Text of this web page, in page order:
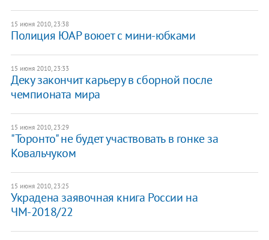
15 июня 2010, 23:38
Полиция ЮАР воюет с мини-юбками
15 июня 2010, 23:33
Деку закончит карьеру в сборной после
чемпионата мира
15 июня 2010, 23:29
"Торонто" не будет участвовать в гонке за
Ковальчуком
15 июня 2010, 23:25
Украдена заявочная книга России на
ЧМ-2018/22